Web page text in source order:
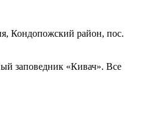
Кондопожский район, пос.
заповедник «Кивач». Все